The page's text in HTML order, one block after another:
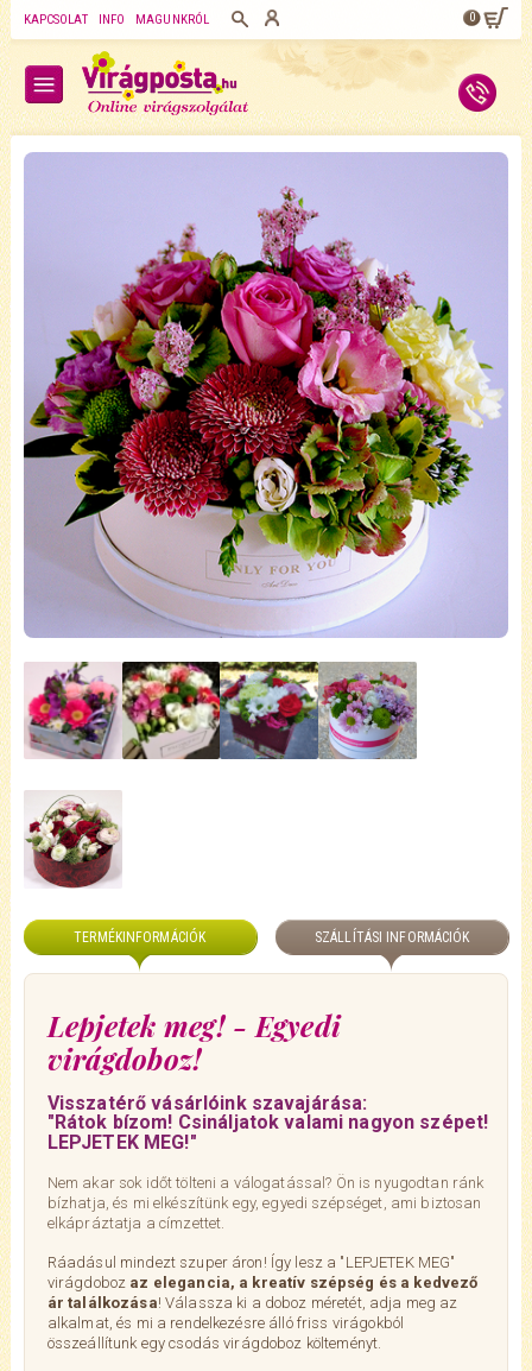
KAPCSOLAT INFO MAGUNKRÓL 0
TERMÉKINFORMÁCIÓK SZÁLLÍTÁSI INFORMÁCIÓK
Lepjetek meg! - Egyedi
virágdoboz!
Visszatérő vásárlóink szavajárása:
"Rátok bízom! Csináljatok valami nagyon szépet!
LEPJETEK MEG!"
Nem akar sok időt tölteni a válogatással? Ön is nyugodtan ránk
bízhatja, és mi elkészítünk egy, egyedi szépséget, ami biztosan
elkápráztatja a címzettet.
Ráadásul mindezt szuper áron! Így lesz a "LEPJETEK MEG"
virágdoboz az elegancia, a kreatív szépség és a kedvező
ár találkozása! Válassza ki a doboz méretét, adja meg az
alkalmat, és mi a rendelkezésre álló friss virágokból
összeállítunk egy csodás virágdoboz költeményt.